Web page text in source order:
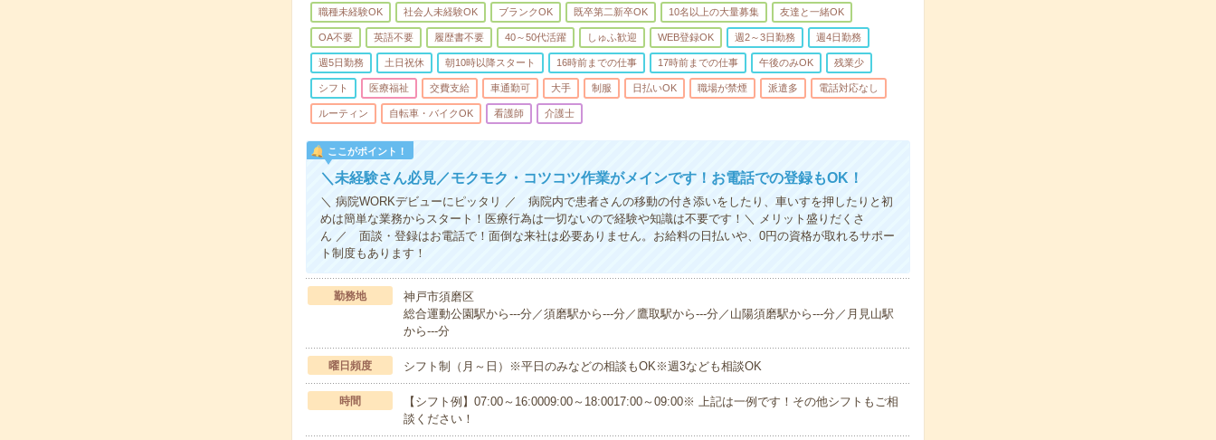
職種未経験OK 社会人未経験OK ブランクOK 既卒第二新卒OK 10名以上の大量募集 友達と一緒OK
OA不要 英語不要 履歴書不要 40～50代活躍 しゅふ歓迎 WEB登録OK 週2～3日勤務 週4日勤務
週5日勤務 土日祝休 朝10時以降スタート 16時前までの仕事 17時前までの仕事 午後のみOK 残業少
シフト 医療福祉 交費支給 車通勤可 大手 制服 日払いOK 職場が禁煙 派遣多 電話対応なし
ルーティン 自転車・バイクOK 看護師 介護士
ここがポイント！
＼未経験さん必見／モクモク・コツコツ作業がメインです！お電話での登録もOK！
＼ 病院WORKデビューにピッタリ ／ 病院内で患者さんの移動の付き添いをしたり、車いすを押したりと初
めは簡単な業務からスタート！医療行為は一切ないので経験や知識は不要です！＼ メリット盛りだくさ
ん ／ 面談・登録はお電話で！面倒な来社は必要ありません。お給料の日払いや、0円の資格が取れるサポー
ト制度もあります！
勤務地
神戸市須磨区
総合運動公園駅から---分／須磨駅から---分／鷹取駅から---分／山陽須磨駅から---分／月見山駅
から---分
曜日頻度 シフト制（月～日）※平日のみなどの相談もOK※週3なども相談OK
時間
【シフト例】07:00～16:0009:00～18:0017:00～09:00※ 上記は一例です！その他シフトもご相
談ください！